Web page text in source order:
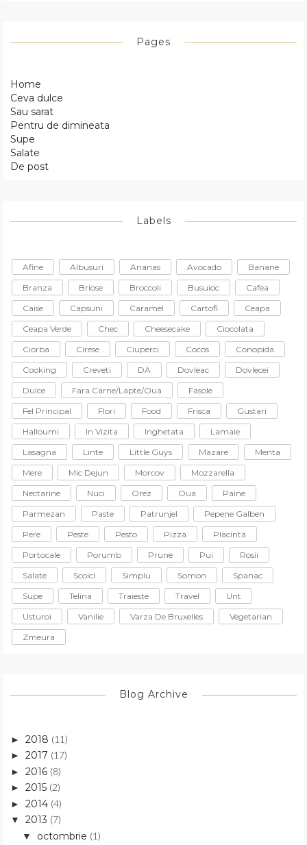
Pages
Home
Ceva dulce
Sau sarat
Pentru de dimineata
Supe
Salate
De post
Labels
Afine Albusuri Ananas Avocado
Banane
Branza
Briose Broccoli Busuioc
Cafea
Caise
Capsuni Caramel Cartofi
Ceapa
Ceapa Verde
Chec Cheesecake
Ciocolata
Ciorba
Cirese Ciuperci Cocos
Conopida
Cooking
Creveti DA Dovleac
Dovlecei
Dulce
Fara Carne/lapte/oua
Fasole
Fel Principal
Flori Food Frisca
Gustari
Halloumi
In Vizita Inghetata
Lamaie
Lasagna
Linte Little Guys Mazare
Menta
Mere
Mic Dejun Morcov
Mozzarella
Nectarine
Nuci Orez Oua
Paine
Parmezan
Paste Patrunjel
Pepene Galben
Pere
Peste Pesto Pizza
Placinta
Portocale
Porumb Prune Pui
Rosii
Salate
Scoici Simplu Somon
Spanac
Supe
Telina Traieste Travel
Unt
Usturoi
Vanilie Varza De Bruxelles
Vegetarian
Zmeura
Blog Archive
► 2018 (11)
► 2017 (17)
► 2016 (8)
► 2015 (2)
► 2014 (4)
▼ 2013 (7)
▼ octombrie (1)